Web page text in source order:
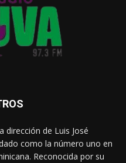
dirección de Luis José
como la número uno en
Reconocida por su